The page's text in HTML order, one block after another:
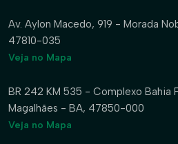
Av. Aylon Macedo, 919 - Morada
47810-035
Veja no Mapa
BR 242 KM 535 - Complexo Bahia
Magalhães - BA, 47850-000
Veja no Mapa